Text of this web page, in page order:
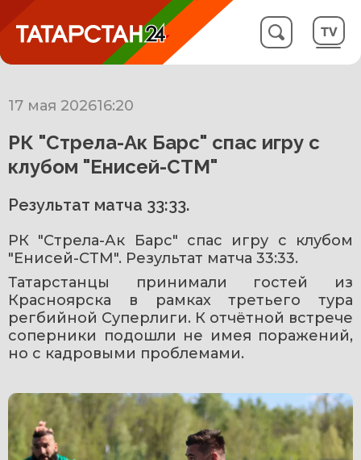
17 мая 202616:20
РК "Стрела-Ак Барс" спас игру с
клубом "Енисей-СТМ"
Результат матча 33:33.
РК "Стрела-Ак Барс" спас игру с клубом
"Енисей-СТМ". Результат матча 33:33.
Татарстанцы принимали гостей из
Красноярска в рамках третьего тура
регбийной Суперлиги. К отчётной встрече
соперники подошли не имея поражений,
но с кадровыми проблемами.